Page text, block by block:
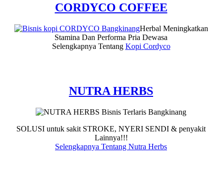
CORDYCO COFFEE
Herbal Meningkatkan
Stamina Dan Performa Pria Dewasa
Selengkapnya Tentang Kopi Cordyco
NUTRA HERBS
SOLUSI untuk sakit STROKE, NYERI SENDI & penyakit
Lainnya!!!
Selengkapnya Tentang Nutra Herbs